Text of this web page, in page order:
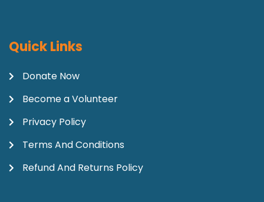
Quick Links
Donate Now
Become a Volunteer
Privacy Policy
Terms And Conditions
Refund And Returns Policy